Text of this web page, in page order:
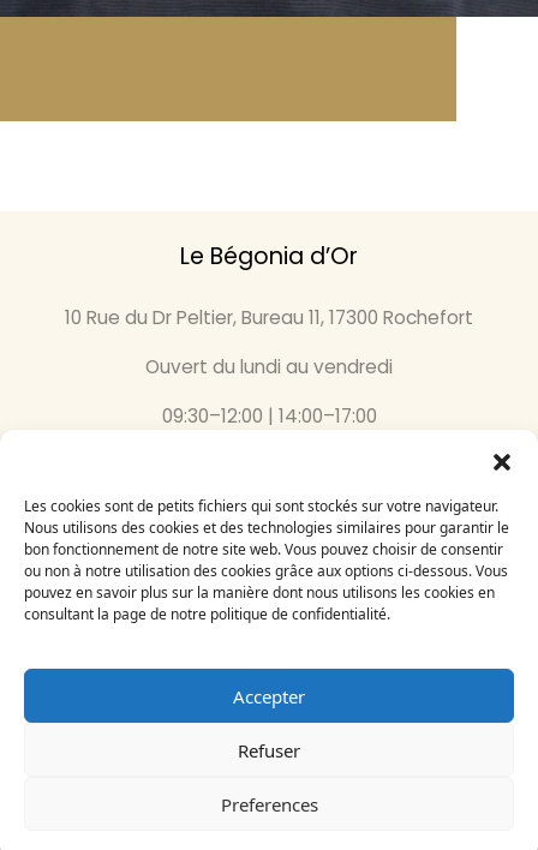
Les cookies sont de petits fichiers qui sont stockés sur votre navigateur.
Nous utilisons des cookies et des technologies similaires pour garantir le
bon fonctionnement de notre site web. Vous pouvez choisir de consentir
ou non à notre utilisation des cookies grâce aux options ci-dessous. Vous
pouvez en savoir plus sur la manière dont nous utilisons les cookies en
consultant la page de notre politique de confidentialité.
Accepter
Refuser
Preferences
Le Bégonia d’Or
10 Rue du Dr Peltier, Bureau 11, 17300 Rochefort
Ouvert du lundi au vendredi
09:30–12:00 | 14:00–17:00
Inscrivez-vous
à notre newsletter
Le Bégonia d’Or 2024
Création par